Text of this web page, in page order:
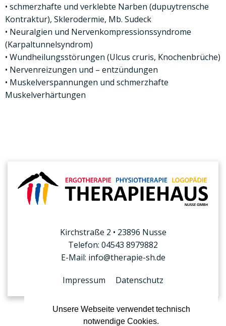
• schmerzhafte und verklebte Narben (dupuytrensche
Kontraktur), Sklerodermie, Mb. Sudeck
• Neuralgien und Nervenkompressionssyndrome
(Karpaltunnelsyndrom)
• Wundheilungsstörungen (Ulcus cruris, Knochenbrüche)
• Nervenreizungen und – entzündungen
• Muskelverspannungen und schmerzhafte
Muskelverhärtungen
Kirchstraße 2 • 23896 Nusse
Telefon: 04543 8979882
E-Mail: info@therapie-sh.de
Impressum Datenschutz
Unsere Webseite verwendet technisch
notwendige Cookies.